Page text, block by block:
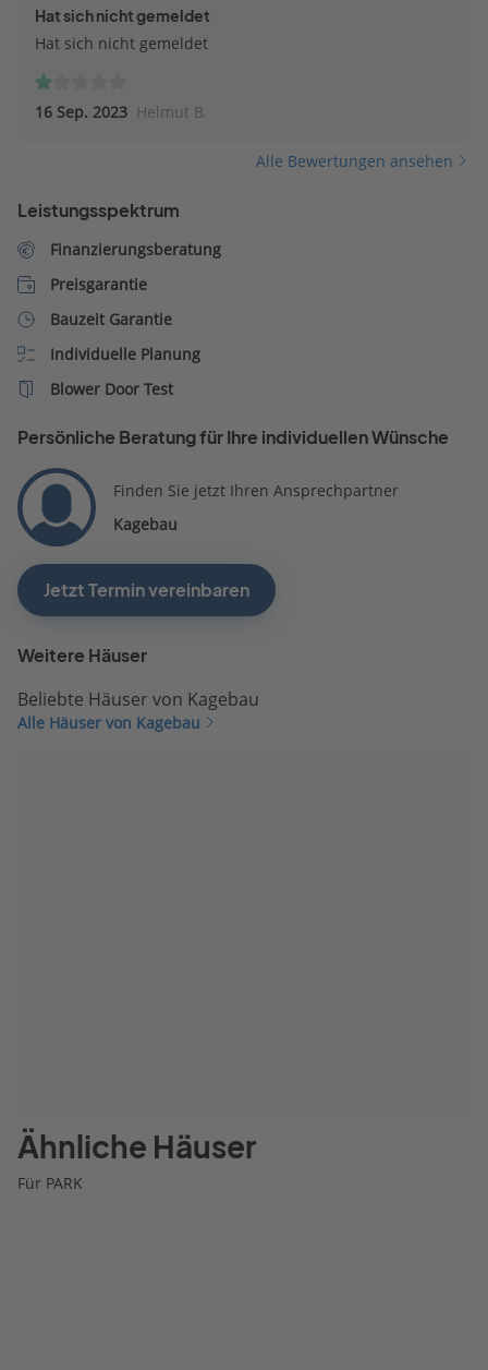
Hat sich nicht gemeldet
Hat sich nicht gemeldet
16 Sep. 2023 Helmut B.
Alle Bewertungen ansehen
Leistungsspektrum
Finanzierungsberatung
Preisgarantie
Bauzeit Garantie
Individuelle Planung
Blower Door Test
Persönliche Beratung für Ihre individuellen Wünsche
Finden Sie jetzt Ihren Ansprechpartner
Kagebau
Jetzt Termin vereinbaren
Weitere Häuser
Beliebte Häuser von Kagebau
Alle Häuser von Kagebau
Ähnliche Häuser
Für PARK